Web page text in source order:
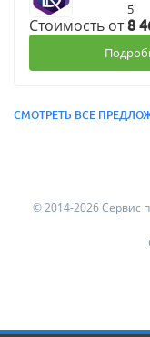
5
Стоимость от8
СМОТРЕТЬ ВСЕ
© 2014-2026 Сервис